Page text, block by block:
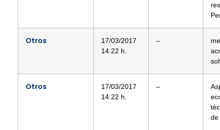
Otros
17/03/2017
14:22 h.
–
Otros
17/03/2017
14:22 h.
–
de